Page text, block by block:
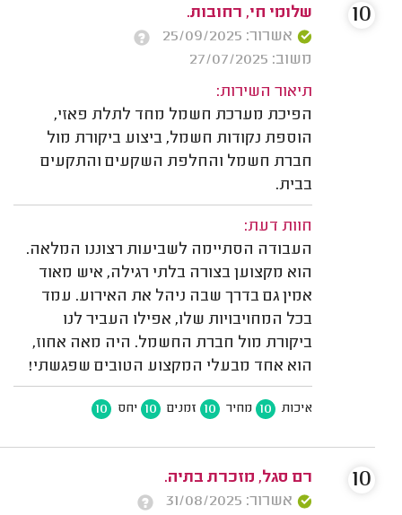
שלומי חי, רחובות.
אשרור: 25/09/2025
משוב: 27/07/2025
תיאור השירות:
הפיכת מערכת חשמל מחד לתלת פאזי,
הוספת נקודות חשמל, ביצוע ביקורת מול
חברת חשמל והחלפת השקעים והתקעים
בבית.
חוות דעת:
העבודה הסתיימה לשביעות רצוננו המלאה.
הוא מקצוען בצורה בלתי רגילה, איש מאוד
אמין גם בדרך שבה ניהל את האירוע. עמד
בכל המחויבויות שלו, אפילו העביר לנו
ביקורת מול חברת החשמל. היה מאה אחוז,
הוא אחד מבעלי המקצוע הטובים שפגשתי!
איכות 10 מחיר 10 זמנים 10 יחס 10
10
רם סגל, מזכרת בתיה.
אשרור: 31/08/2025
10